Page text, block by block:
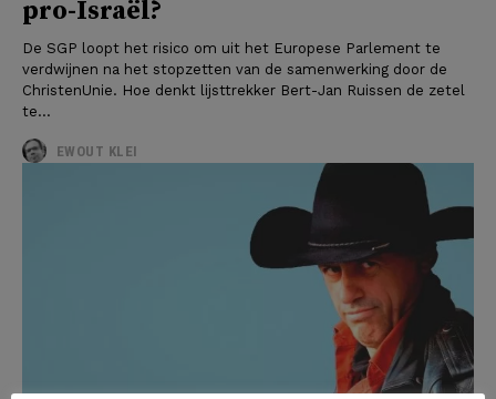
pro-Israël?
De SGP loopt het risico om uit het Europese Parlement te
verdwijnen na het stopzetten van de samenwerking door de
ChristenUnie. Hoe denkt lijsttrekker Bert-Jan Ruissen de zetel
te...
EWOUT KLEI